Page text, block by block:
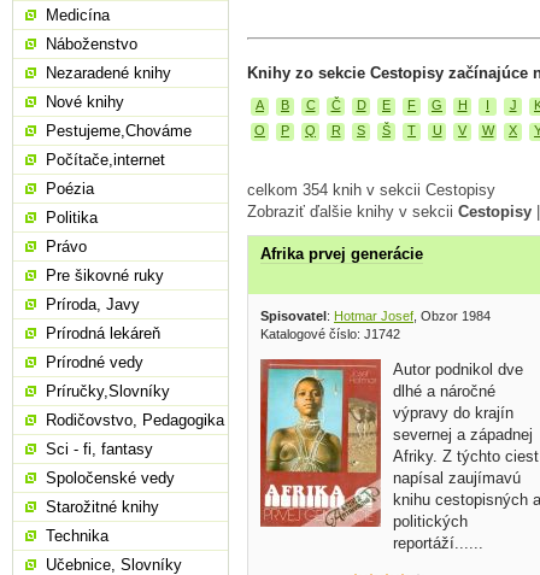
Knihy zo sekcie Cestopisy začínajúce
A B C Č D E F G H I J
O
P Q R S Š T U V W X
celkom 354 knih v sekcii Cestopisy
Zobraziť ďalšie knihy v sekcii Cestopisy
Afrika prvej generácie
Spisovatel: Hotmar Josef , Obzor 1984
Katalogové číslo: J1742
Autor podnikol dve
dlhé a náročné
výpravy do krajín
severnej a západnej
Afriky. Z týchto ciest
napísal zaujímavú
knihu cestopisných a
politických
reportáží......
Medicína
Náboženstvo
Nezaradené knihy
Nové knihy
Pestujeme,Chováme
Počítače,internet
Poézia
Politika
Právo
Pre šikovné ruky
Príroda, Javy
Prírodná lekáreň
Prírodné vedy
Príručky,Slovníky
Rodičovstvo, Pedagogika
Sci - fi, fantasy
Spoločenské vedy
Starožitné knihy
Technika
Učebnice, Slovníky